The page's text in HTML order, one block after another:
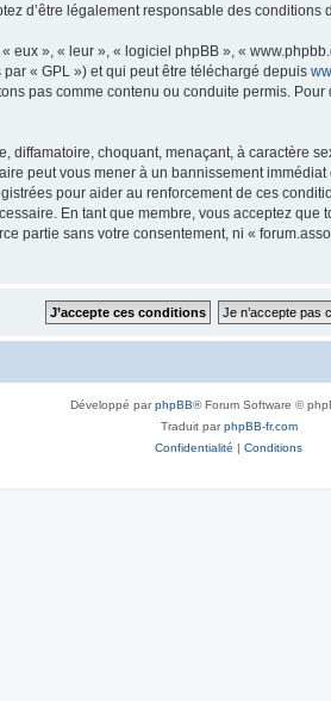
d’être légalement responsable des
eux », « leur », « logiciel phpBB », «
« GPL ») et qui peut être téléchargé depuis
pas comme contenu ou conduite permis.
choquant, menaçant, à caractère
peut vous mener à un bannissement
pour aider au renforcement de ces
En tant que membre, vous acceptez
partie sans votre consentement, ni «
Développé parphpBB® Forum Software ©
Traduit parphpBB-fr.com
Confidentialité | Conditions